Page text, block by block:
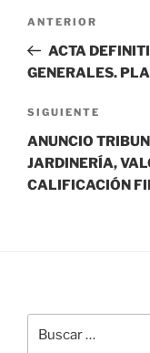
entradas
Entrada
anterior:
ANTERIOR
ACTA
GENERALES.
Siguiente
entrada
SIGUIENTE
ANUNCIO
JARDINERÍA,
CALIFICACIÓN
por: